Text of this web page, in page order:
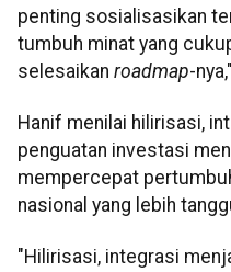
penting sosialisasikan
tumbuh minat yang
selesaikan roadmap-
Hanif menilai hilirisasi,
penguatan investasi
mempercepat
nasional yang lebih
"Hilirisasi, integrasi